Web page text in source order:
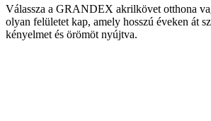
Válassza a GRANDEX akrilkövet otthona
olyan felületet kap, amely hosszú éveken át
kényelmet és örömöt nyújtva.